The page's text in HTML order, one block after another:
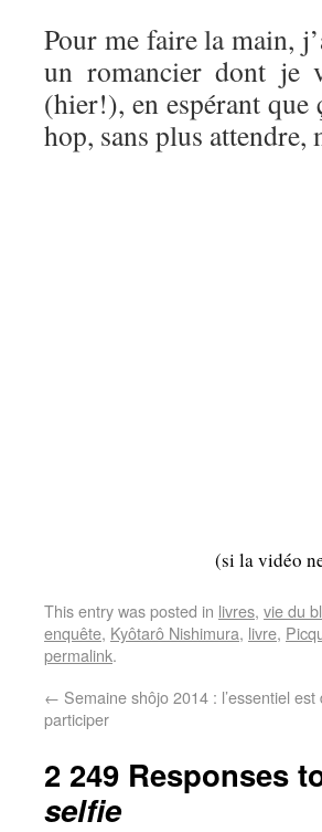
Pour me faire la main,
un romancier dont je
(hier!), en espérant
hop, sans plus
(si la vidéo
This entry was posted in livres, vie du
enquête, Kyôtarô Nishimura, livre,
permalink.
← Semaine shôjo 2014 : l’essentiel est
participer
2 249 Responses
selfie